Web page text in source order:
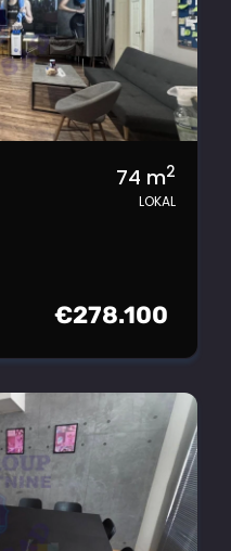
74 m2
LOKAL
€278.100